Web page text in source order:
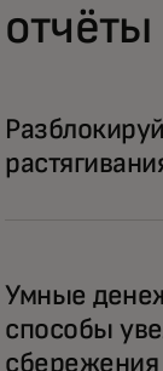
отчёты
Умные
способы
сбережения